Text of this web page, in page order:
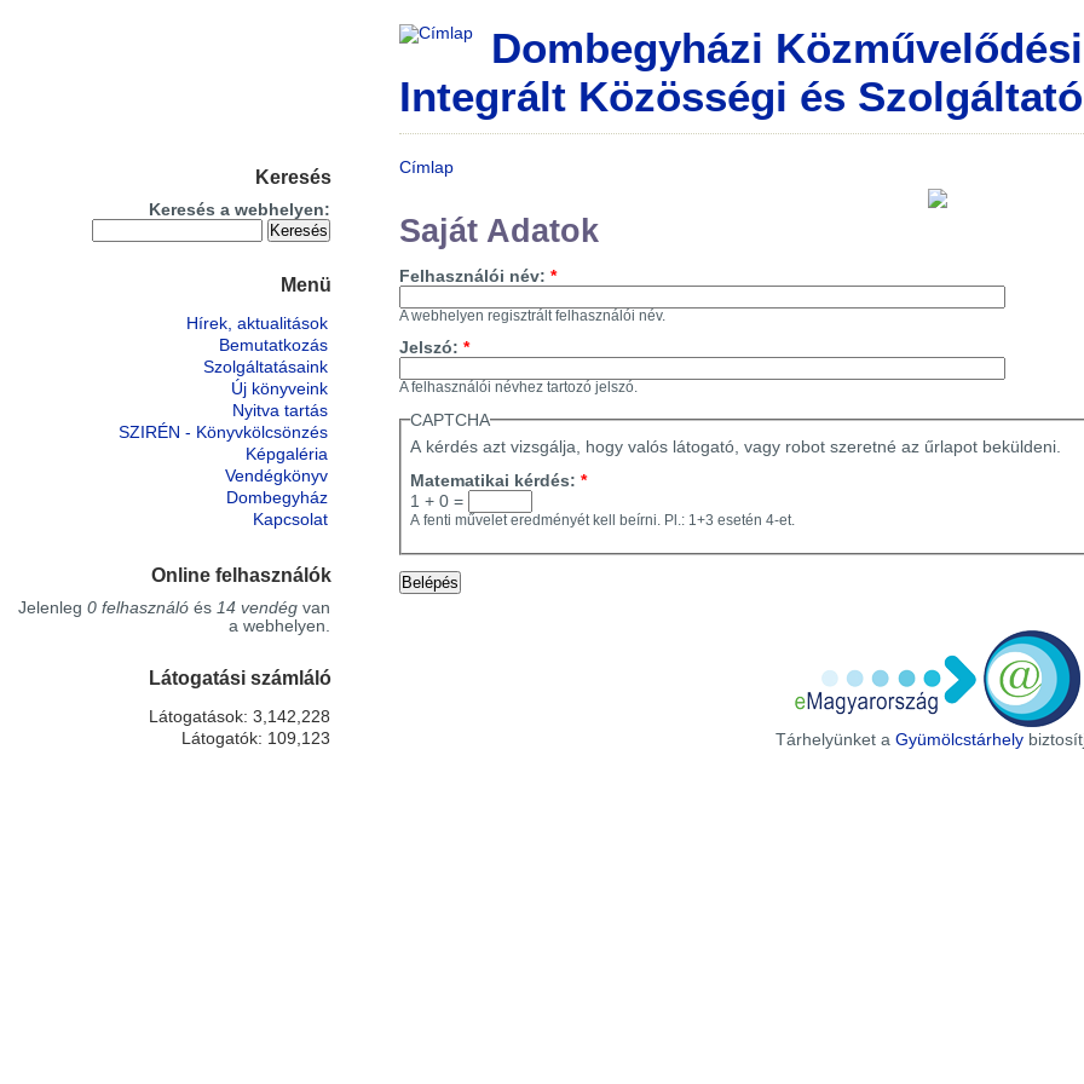
Dombegyházi
Integrált Közösségi és
Címlap
Saját Adatok
Felhasználói név: *
A webhelyen regisztrált felhasználói név.
Jelszó: *
A felhasználói névhez tartozó jelszó.
CAPTCHA
A kérdés azt vizsgálja, hogy valós látogató, vagy robot szeretné az űrlapot beküldeni.
Matematikai kérdés: *
1 + 0 =
A fenti művelet eredményét kell beírni. Pl.: 1+3 esetén 4-et.
Tárhelyünket a Gyümölcstárhely
Keresés
Keresés a webhelyen:
Menü
Hírek, aktualitások
Bemutatkozás
Szolgáltatásaink
Új könyveink
Nyitva tartás
SZIRÉN - Könyvkölcsönzés
Képgaléria
Vendégkönyv
Dombegyház
Kapcsolat
Online felhasználók
Jelenleg 0 felhasználó és 14 vendég van
a webhelyen.
Látogatási számláló
Látogatások: 3,142,228
Látogatók: 109,123